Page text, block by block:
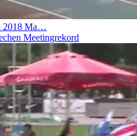
2018 Ma…
Meetingrekord